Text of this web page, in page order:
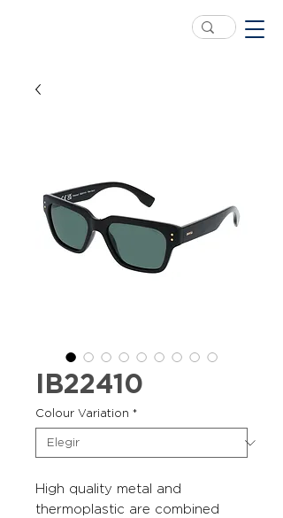
IB22410
Colour Variation *
High quality metal and
thermoplastic are combined